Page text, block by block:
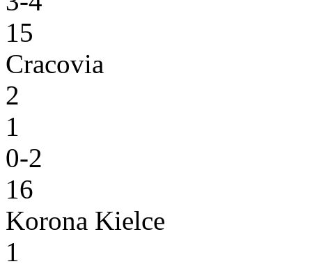
15
Cracovia
2
1
0-2
16
Korona Kielce
1